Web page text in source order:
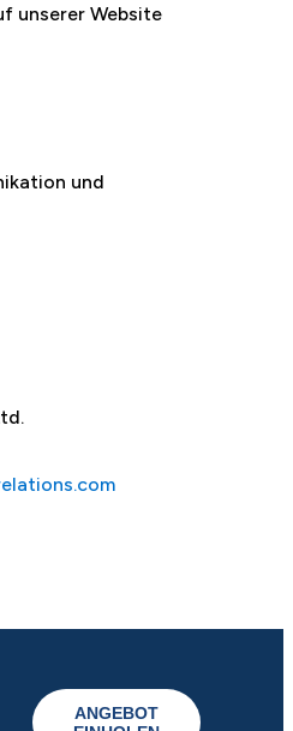
unserer Website
und
ANGEBOT